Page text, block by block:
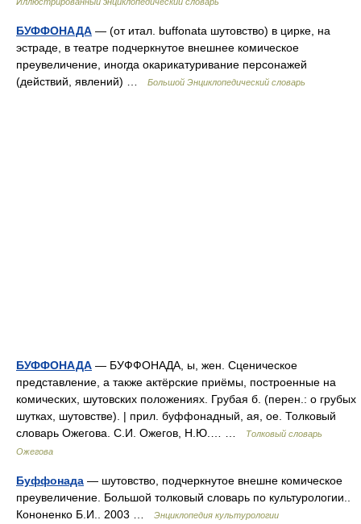
БУФФОНАДА — (от итал. buffonata шутовство) в цирке, на
эстраде, в театре подчеркнутое внешнее комическое
преувеличение, иногда окарикатуривание персонажей
(действий, явлений) …
Большой Энциклопедический словарь
БУФФОНАДА — БУФФОНАДА, ы, жен. Сценическое
представление, а также актёрские приёмы, построенные на
комических, шутовских положениях. Грубая б. (перен.: о грубых
шутках, шутовстве). | прил. буффонадный, ая, ое. Толковый
словарь Ожегова. С.И. Ожегов, Н.Ю.… …
Толковый словарь
Ожегова
Буффонада — шутовство, подчеркнутое внешне комическое
преувеличение. Большой толковый словарь по культурологии..
Кононенко Б.И.. 2003 …
Энциклопедия культурологии